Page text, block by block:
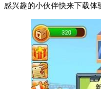
感兴趣的小伙伴快来下载体